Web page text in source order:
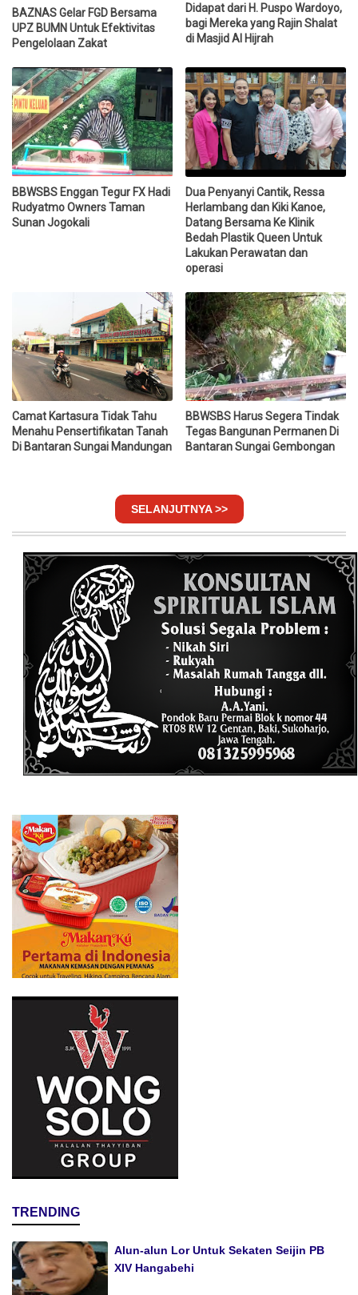
BAZNAS Gelar FGD Bersama
UPZ BUMN Untuk Efektivitas
Pengelolaan Zakat
Didapat dari H. Puspo Wardoyo,
bagi Mereka yang Rajin Shalat
di Masjid Al Hijrah
BBWSBS Enggan Tegur FX Hadi
Rudyatmo Owners Taman
Sunan Jogokali
Dua Penyanyi Cantik, Ressa
Herlambang dan Kiki Kanoe,
Datang Bersama Ke Klinik
Bedah Plastik Queen Untuk
Lakukan Perawatan dan
operasi
Camat Kartasura Tidak Tahu
Menahu Pensertifikatan Tanah
Di Bantaran Sungai Mandungan
BBWSBS Harus Segera Tindak
Tegas Bangunan Permanen Di
Bantaran Sungai Gembongan
SELANJUTNYA >>
TRENDING
Alun-alun Lor Untuk Sekaten Seijin PB
XIV Hangabehi